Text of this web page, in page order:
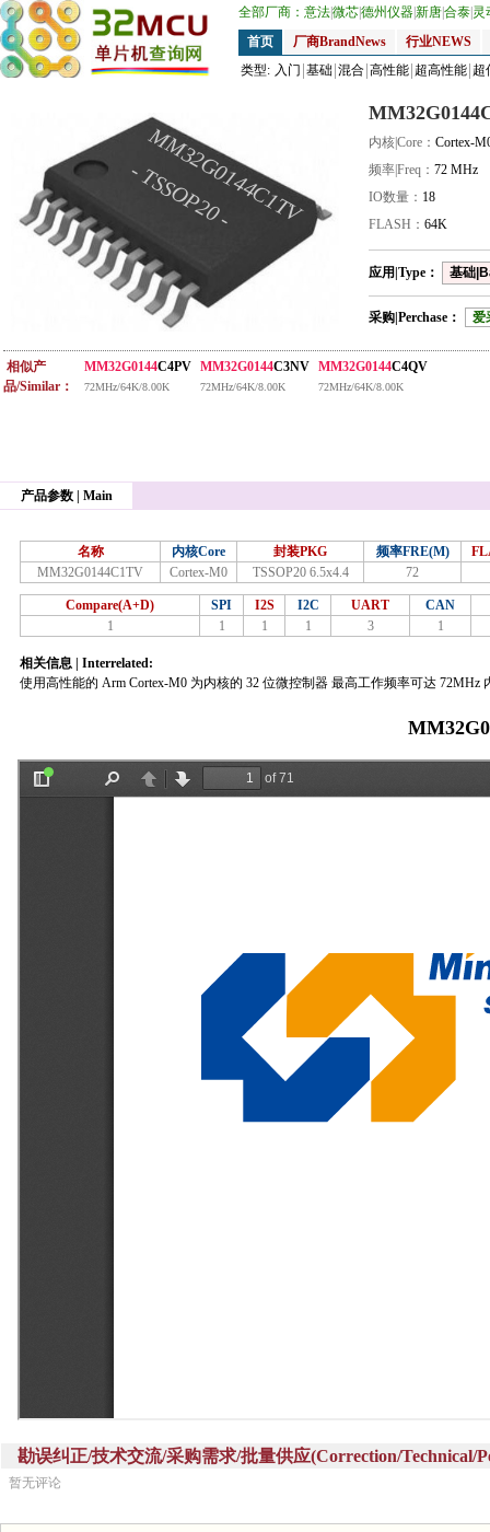
全部厂商： 意法微芯德州仪器新唐合泰 灵
首页
厂商BrandNews
行业NEWS
类型: 入门 基础 混合 高性能 超高性能 超
MM32G0144C1TV
- TSSOP20 -
内核|Core： Cortex-
频率|Freq： 72 MHz
IO数量： 18
FLASH： 64K
应用|Type： 基础
采购|Perchase： 爱
相似产
品/Similar：
MM32G0144C4PV
72MHz/64K/8.00K
MM32G0144C3NV
72MHz/64K/8.00K
MM32G0144C4QV
72MHz/64K/8.00K
产品参数 | Main
名称 内核Core 封装PKG 频率FRE(M)
MM32G0144C1TV
Cortex-M0 TSSOP20 6.5x4.4 72
Compare(A+D) SPI I2S I2C UART
CAN
1
1 1 1 3 1
相关信息 | Interrelated:
使用高性能的 Arm Cortex-M0 为内核的 32 位微控制器 最高工作频率可达
勘误纠正/技术交流/采购需求/批量供应(Correction/Technical/
暂无评论